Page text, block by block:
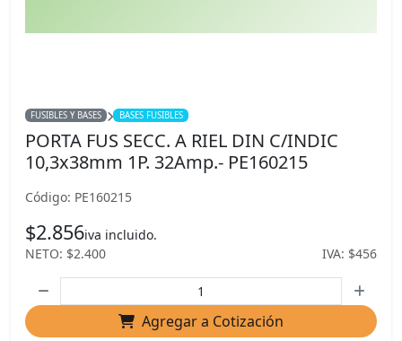
FUSIBLES Y BASES BASES FUSIBLES
PORTA FUS SECC. A RIEL DIN C/INDIC
10,3x38mm 1P. 32Amp.- PE160215
Código: PE160215
$2.856iva incluido.
NETO: $2.400
IVA: $456
Agregar a Cotización